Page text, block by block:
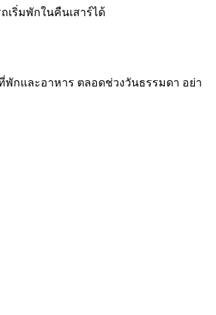
เริ่มพักในคืนเสาร์ได้
พักและอาหาร ตลอดช่วงวันธรรมดา อย่า